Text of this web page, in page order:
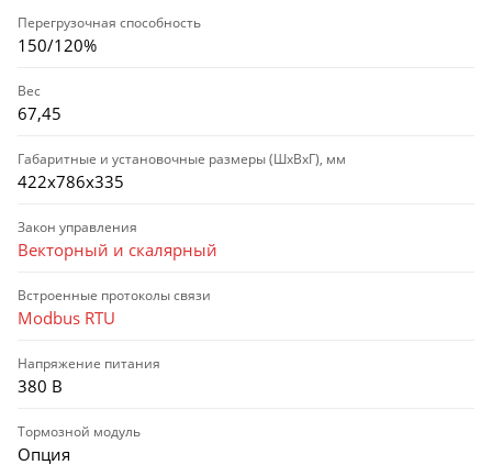
Перегрузочная способность
150/120%
Вес
67,45
Габаритные и установочные размеры (ШхВхГ), мм
422х786х335
Закон управления
Векторный и скалярный
Встроенные протоколы связи
Modbus RTU
Напряжение питания
380 В
Тормозной модуль
Опция